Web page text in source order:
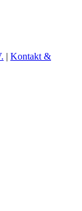
| Kontakt &